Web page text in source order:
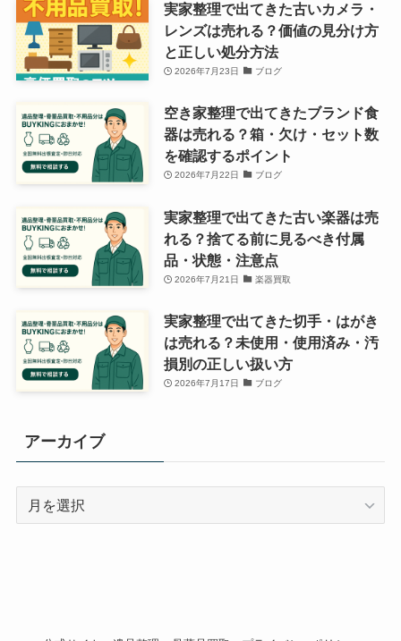
実家整理で出てきた古いカメラ・
レンズは売れる？価値の見分け方
と正しい処分方法
2026年7月23日 ブログ
空き家整理で出てきたブランド食
器は売れる？箱・欠け・セット数
を確認するポイント
2026年7月22日 ブログ
実家整理で出てきた古い楽器は売
れる？捨てる前に見るべき付属
品・状態・注意点
2026年7月21日 楽器買取
実家整理で出てきた切手・はがき
は売れる？未使用・使用済み・汚
損別の正しい扱い方
2026年7月17日 ブログ
アーカイブ